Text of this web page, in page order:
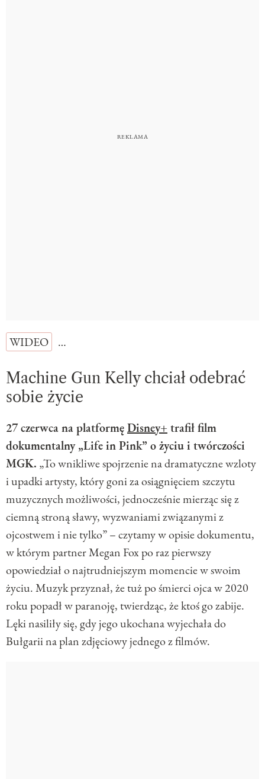
WIDEO …
Machine Gun Kelly chciał odebrać
sobie życie
27 czerwca na platformęDisney+ trafił film
dokumentalny „Life in Pink” o życiu i twórczości
MGK. „To wnikliwe spojrzenie na dramatyczne wzloty
i upadki artysty, który goni za osiągnięciem szczytu
muzycznych możliwości, jednocześnie mierząc się z
ciemną stroną sławy, wyzwaniami związanymi z
ojcostwem i nie tylko” – czytamy w opisie dokumentu,
w którym partner Megan Fox po raz pierwszy
opowiedział o najtrudniejszym momencie w swoim
życiu. Muzyk przyznał, że tuż po śmierci ojca w 2020
roku popadł w paranoję, twierdząc, że ktoś go zabije.
Lęki nasiliły się, gdy jego ukochana wyjechała do
Bułgarii na plan zdjęciowy jednego z filmów.